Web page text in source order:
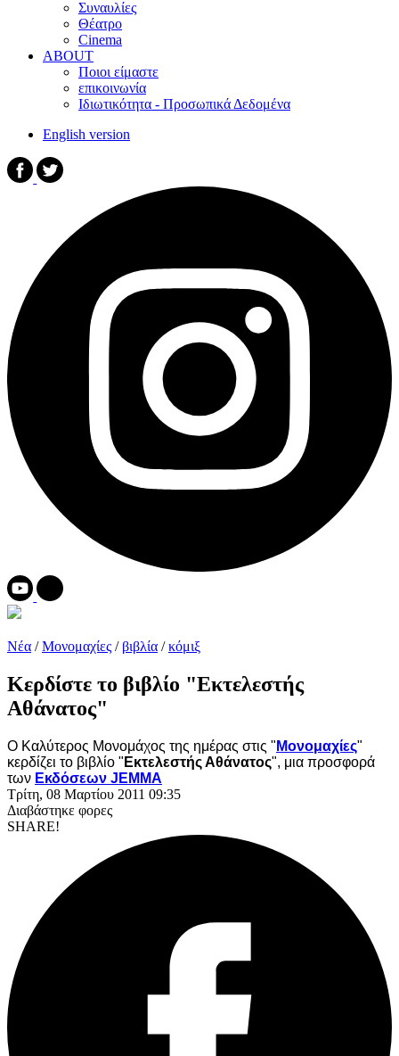
Συναυλίες
Θέατρο
Cinema
ABOUT
Ποιοι είμαστε
επικοινωνία
Ιδιωτικότητα - Προσωπικά Δεδομένα
English version
Νέα /Μονομαχίες / βιβλία /κόμιξ
Κερδίστε το βιβλίο "Εκτελεστής
Αθάνατος"
Ο Καλύτερος Μονομάχος της ημέρας στις " Μονομαχίες"
κερδίζει το βιβλίο " Εκτελεστής Αθάνατος", μια προσφορά
των Εκδόσεων JEMMA
Τρίτη, 08 Μαρτίου 2011 09:35
Διαβάστηκε φορες
SHARE!